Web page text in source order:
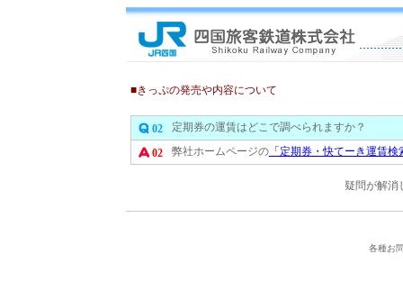
■きっぷの発売や内容について
02 定期券の運賃はどこで調べられますか？
02 弊社ホームページの「定期券・快てーき運賃検
疑問が解消
各種お